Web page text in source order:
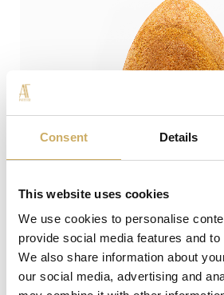
Consent Details
This website uses cookies
We use cookies to personalise
provide social media features and
We also share information about
our social media, advertising and
€ 45,00
PandUovo®